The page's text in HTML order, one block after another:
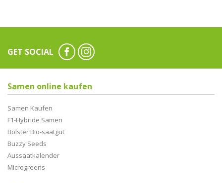
GET SOCIAL
Samen online kaufen
Samen Kaufen
F1-Hybride Samen
Bolster Bio-saatgut
Buzzy Seeds
Aussaatkalender
Microgreens